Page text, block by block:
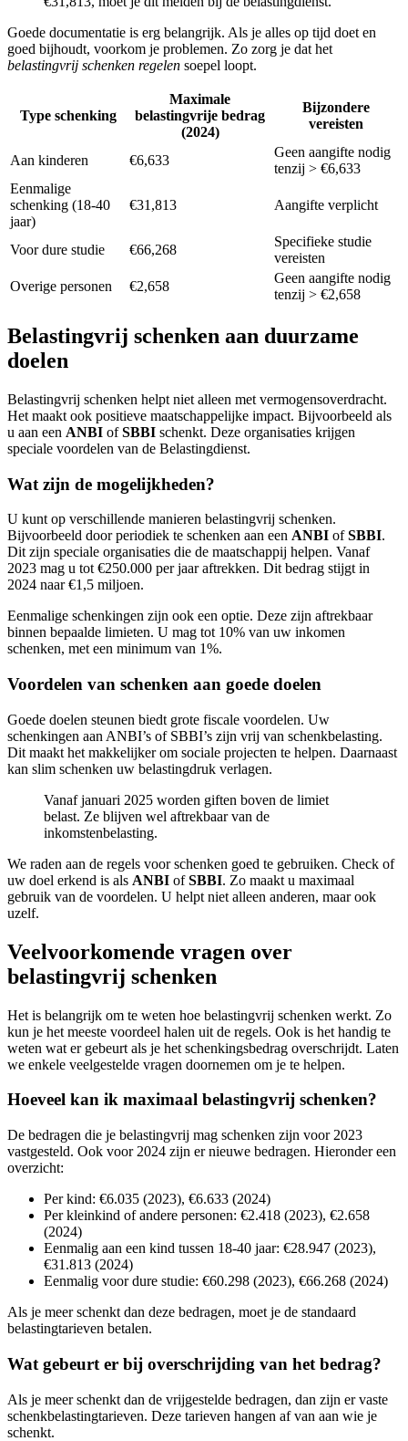
Goede documentatie is erg belangrijk. Als je alles op tijd doet en
goed bijhoudt, voorkom je problemen. Zo zorg je dat het
belastingvrij schenken regelen soepel loopt.
Type schenking
Maximale
belastingvrije bedrag
(2024)
Bijzondere
vereisten
Aan kinderen €6,633
Geen aangifte nodig
tenzij > €6,633
Eenmalige
schenking (18-40
jaar)
€31,813 Aangifte verplicht
Voor dure studie €66,268
Specifieke studie
vereisten
Overige personen
€2,658
Geen aangifte nodig
tenzij > €2,658
Belastingvrij schenken aan duurzame
doelen
Belastingvrij schenken helpt niet alleen met vermogensoverdracht.
Het maakt ook positieve maatschappelijke impact. Bijvoorbeeld als
u aan een ANBI ofSBBI schenkt. Deze organisaties krijgen
speciale voordelen van de Belastingdienst.
Wat zijn de mogelijkheden?
U kunt op verschillende manieren belastingvrij schenken.
Bijvoorbeeld door periodiek te schenken aan een ANBI ofSBBI.
Dit zijn speciale organisaties die de maatschappij helpen. Vanaf
2023 mag u tot €250.000 per jaar aftrekken. Dit bedrag stijgt in
2024 naar €1,5 miljoen.
Eenmalige schenkingen zijn ook een optie. Deze zijn aftrekbaar
binnen bepaalde limieten. U mag tot 10% van uw inkomen
schenken, met een minimum van 1%.
Voordelen van schenken aan goede doelen
Goede doelen steunen biedt grote fiscale voordelen. Uw
schenkingen aan ANBI’s of SBBI’s zijn vrij van schenkbelasting.
Dit maakt het makkelijker om sociale projecten te helpen. Daarnaast
kan slim schenken uw belastingdruk verlagen.
Vanaf januari 2025 worden giften boven de limiet
belast. Ze blijven wel aftrekbaar van de
inkomstenbelasting.
We raden aan de regels voor schenken goed te gebruiken. Check of
uw doel erkend is als ANBI ofSBBI. Zo maakt u maximaal
gebruik van de voordelen. U helpt niet alleen anderen, maar ook
uzelf.
Veelvoorkomende vragen over
belastingvrij schenken
Het is belangrijk om te weten hoe belastingvrij schenken werkt. Zo
kun je het meeste voordeel halen uit de regels. Ook is het handig te
weten wat er gebeurt als je het schenkingsbedrag overschrijdt. Laten
we enkele veelgestelde vragen doornemen om je te helpen.
Hoeveel kan ik maximaal belastingvrij schenken?
De bedragen die je belastingvrij mag schenken zijn voor 2023
vastgesteld. Ook voor 2024 zijn er nieuwe bedragen. Hieronder een
overzicht:
Per kind: €6.035 (2023), €6.633 (2024)
Per kleinkind of andere personen: €2.418 (2023), €2.658
(2024)
Eenmalig aan een kind tussen 18-40 jaar: €28.947 (2023),
€31.813 (2024)
Eenmalig voor dure studie: €60.298 (2023), €66.268 (2024)
Als je meer schenkt dan deze bedragen, moet je de standaard
belastingtarieven betalen.
Wat gebeurt er bij overschrijding van het bedrag?
Als je meer schenkt dan de vrijgestelde bedragen, dan zijn er vaste
schenkbelastingtarieven. Deze tarieven hangen af van aan wie je
schenkt.